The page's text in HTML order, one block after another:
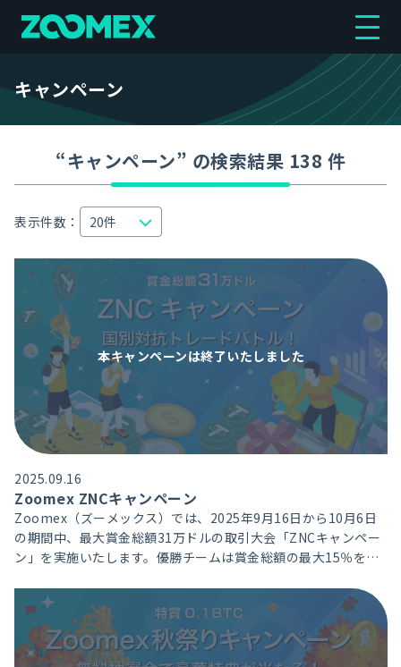
キャンペーン
“キャンペーン” の検索結果 138 件
表示件数：
本キャンペーンは終了いたしました
2025.09.16
Zoomex ZNCキャンペーン
Zoomex（ズーメックス）では、2025年9月16日から10月6日
の期間中、最大賞金総額31万ドルの取引大会「ZNCキャンペー
ン」を実施いたします。優勝チームは賞金総額の最大15％を山
を獲得頂けるエキサイティングなトレード大会です。